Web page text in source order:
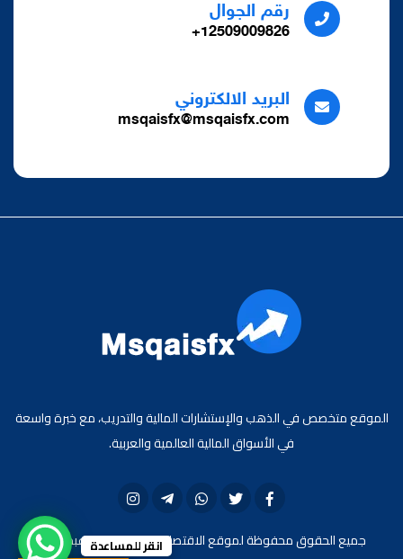
رقم الجوال
12509009826+
البريد الالكتروني
msqaisfx@msqaisfx.com
الموقع متخصص في الذهب والإستشارات المالية والتدريب، مع خبرة واسعة
في الأسواق المالية العالمية والعربية.
جميع الحقوق محفوظة لموقع الاقتصادي محمد قيس عبد الغني
انقر للمساعدة